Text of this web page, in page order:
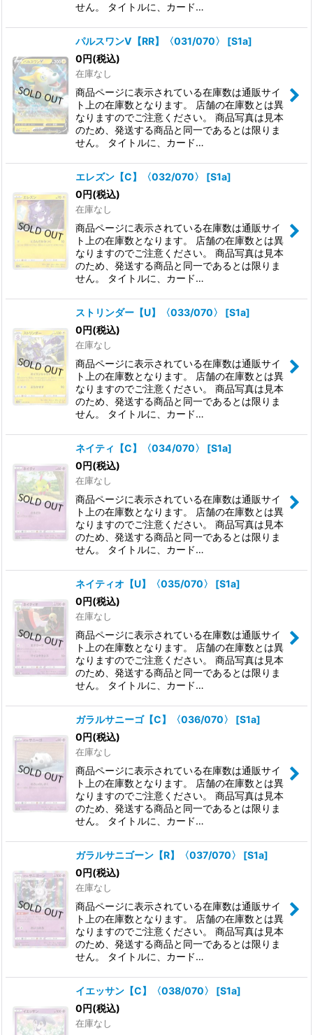
せん。 タイトルに、カード…
パルスワンV【RR】〈031/070〉 [S1a]
0円(税込)
在庫なし
商品ページに表示されている在庫数は通販サイ
ト上の在庫数となります。 店舗の在庫数とは異
なりますのでご注意ください。 商品写真は見本
のため、発送する商品と同一であるとは限りま
せん。 タイトルに、カード…
エレズン【C】〈032/070〉 [S1a]
0円(税込)
在庫なし
商品ページに表示されている在庫数は通販サイ
ト上の在庫数となります。 店舗の在庫数とは異
なりますのでご注意ください。 商品写真は見本
のため、発送する商品と同一であるとは限りま
せん。 タイトルに、カード…
ストリンダー【U】〈033/070〉 [S1a]
0円(税込)
在庫なし
商品ページに表示されている在庫数は通販サイ
ト上の在庫数となります。 店舗の在庫数とは異
なりますのでご注意ください。 商品写真は見本
のため、発送する商品と同一であるとは限りま
せん。 タイトルに、カード…
ネイティ【C】〈034/070〉 [S1a]
0円(税込)
在庫なし
商品ページに表示されている在庫数は通販サイ
ト上の在庫数となります。 店舗の在庫数とは異
なりますのでご注意ください。 商品写真は見本
のため、発送する商品と同一であるとは限りま
せん。 タイトルに、カード…
ネイティオ【U】〈035/070〉 [S1a]
0円(税込)
在庫なし
商品ページに表示されている在庫数は通販サイ
ト上の在庫数となります。 店舗の在庫数とは異
なりますのでご注意ください。 商品写真は見本
のため、発送する商品と同一であるとは限りま
せん。 タイトルに、カード…
ガラルサニーゴ【C】〈036/070〉 [S1a]
0円(税込)
在庫なし
商品ページに表示されている在庫数は通販サイ
ト上の在庫数となります。 店舗の在庫数とは異
なりますのでご注意ください。 商品写真は見本
のため、発送する商品と同一であるとは限りま
せん。 タイトルに、カード…
ガラルサニゴーン【R】〈037/070〉 [S1a]
0円(税込)
在庫なし
商品ページに表示されている在庫数は通販サイ
ト上の在庫数となります。 店舗の在庫数とは異
なりますのでご注意ください。 商品写真は見本
のため、発送する商品と同一であるとは限りま
せん。 タイトルに、カード…
イエッサン【C】〈038/070〉 [S1a]
0円(税込)
在庫なし